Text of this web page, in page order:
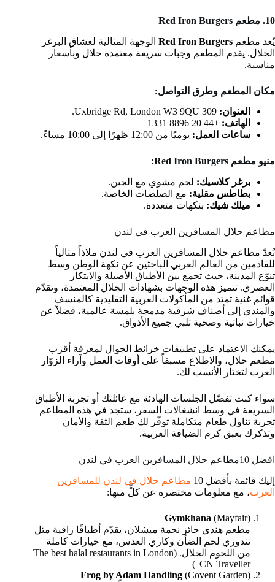
10. مطعم Red Iron Burgers
يُعد مطعم Red Iron Burgers الوجهة المثالية لعشاق البرغر
الحلال. يقدم المطعم وجبات سريعة معتمدة حلال وبأسعار
مناسبة.
مكان المطعم وطرق التواصل:
العنوان:
الهاتف: +44 20 8896 1331
ساعات العمل: يوميًا من 12:00 ظهرًا إلى 10:00 مساءً.
منيو مطعم Red Iron Burgers:
برغر كلاسيك: لحم مشوي مع الجبن.
بطاطس مقلية: مع الصلصات الخاصة.
ميلك شيك: بنكهات متعددة.
مطاعم حلال المسافرين العرب في لندن
تُعدّ مطاعم حلال المسافرين العرب في لندن ملاذاً مثالياً
للقادمين من العالم العربي الباحثين عن نكهة الوطن وسط
تنوّع المدينة، حيث تجمع بين الأطباق الأصيلة والابتكار
العصري. تتميز هذه الوجهات بشهادات الحلال المعتمدة، وتقدّم
قوائم غنية تمتد من المأكولات العربية التقليدية كالمنسف
والمندي إلى أصناف شرقية مدمجة بلمسة عالمية، فضلاً عن
خيارات نباتية وصحية تلبي جميع الأذواق.
يمكنك الاعتماد على تطبيقات خرائط الجوال لمعرفة أقرب
مطعم حلال، والاطلاع مسبقاً على أوقات العمل وآراء الزوّار
العرب لتختار الأنسب لك.
سواء كنت تفضّل الجلسات الهادئة مع عائلتك أو تجربة الأطباق
السريعة في وسط انشغالات السفر، ستجد في هذه المطاعم
تجربة تناول طعام متكاملة توفّر لك طعم الثقة والأمان
وتذكرك بعبق كرم الضيافة العربية.
افضل 10مطاعم حلال المسافرين العرب في لندن
إليك قائمة بأفضل 10
مطاعم حلال في لندن للمسافرين
العرب، مع معلومات مختصرة عن كلٍّ منها:
Gymkhana (Mayfair)
مطعم هندي حائز نجمة ميشلان، يقدّم أطباقًا راقية مثل
تندوري لحم الضأن وكاري العدس، مع خيارات كاملة
من اللحوم الحلال. (The best halal restaurants in London
| CN Traveller)
Frog by Adam Handling (Covent Garden)